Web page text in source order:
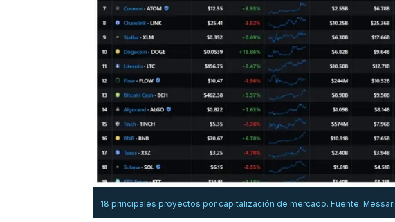
18 principales proyectos por capitalización de mercado. Fuente: Messari